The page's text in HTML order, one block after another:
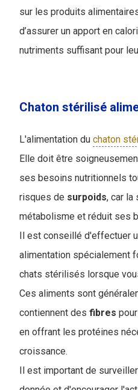
sur les produits
d’assurer un apport en
nutriments suffisant pour
Chaton stérilisé
L'alimentation du chaton
Elle doit être
ses besoins nutritionnels
risques de surpoids, car la
métabolisme et réduit ses
Il est conseillé d'effectuer
alimentation spécialement
chats stérilisés lorsque
Ces aliments sont
contiennent des fibres
en offrant les protéines
croissance.
Il est important de